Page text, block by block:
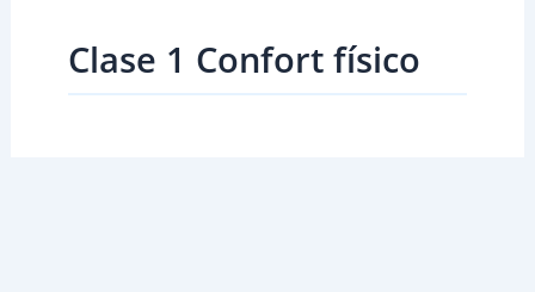
Clase 1 Confort físico